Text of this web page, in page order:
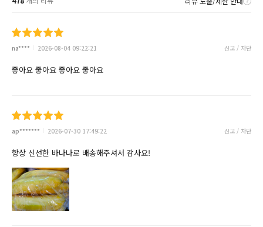
na**** 2026-08-04 09:22:21 신고 / 차단
좋아요 좋아요 좋아요 좋아요
ap******* 2026-07-30 17:49:22 신고 / 차단
항상 신선한 바나나로 배송해주셔서 감사요!